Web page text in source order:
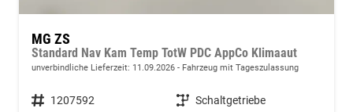
MG ZS
Standard Nav Kam Temp TotW PDC AppCo Klimaaut
unverbindliche Lieferzeit: 11.09.2026 Fahrzeug mit Tageszulassung
Fahrzeugnummer 1207592 Getriebe Schaltgetriebe